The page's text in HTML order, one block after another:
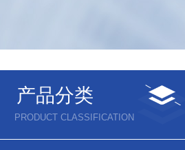
产品分类
PRODUCT CLASSIFICATION